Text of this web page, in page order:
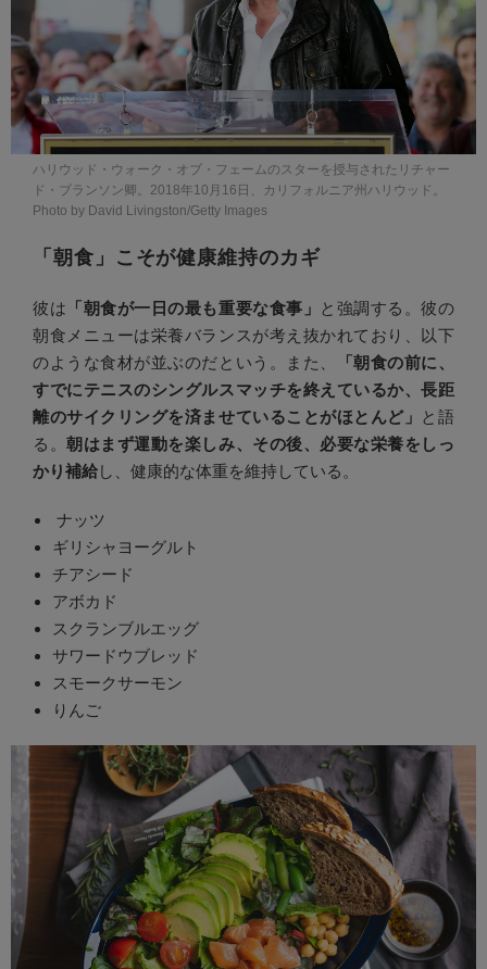
ハリウッド・ウォーク・オブ・フェームのスターを授与されたリチャー
ド・ブランソン卿。2018年10月16日、カリフォルニア州ハリウッド。
Photo by David Livingston/Getty Images
「朝食」こそが健康維持のカギ
彼は 「朝食が一日の最も重要な食事」 と強調する。彼の
朝食メニューは栄養バランスが考え抜かれており、以下
のような食材が並ぶのだという。また、
「朝食の前に、
すでにテニスのシングルスマッチを終えているか、長距
離のサイクリングを済ませていることがほとんど」 と語
る。朝はまず運動を楽しみ、その後、必要な栄養をしっ
かり補給し、健康的な体重を維持している。
ナッツ
ギリシャヨーグルト
チアシード
アボカド
スクランブルエッグ
サワードウブレッド
スモークサーモン
りんご